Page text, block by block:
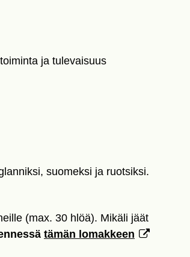
ja tulevaisuus
suomeksi ja ruotsiksi.
(max. 30 hlöä). Mikäli jäät
tämän lomakkeen